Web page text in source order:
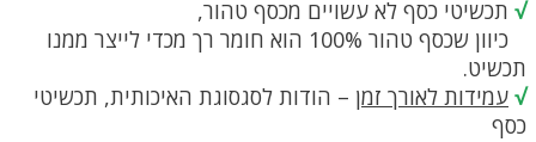
√ תכשיטי כסף לא עשויים מכסף טהור,
כיוון שכסף טהור 100% הוא חומר רך מכדי לייצר ממנו
תכשיט.
√ עמידות לאורך זמן – הודות לסגסוגת האיכותית, תכשיטי
כסף